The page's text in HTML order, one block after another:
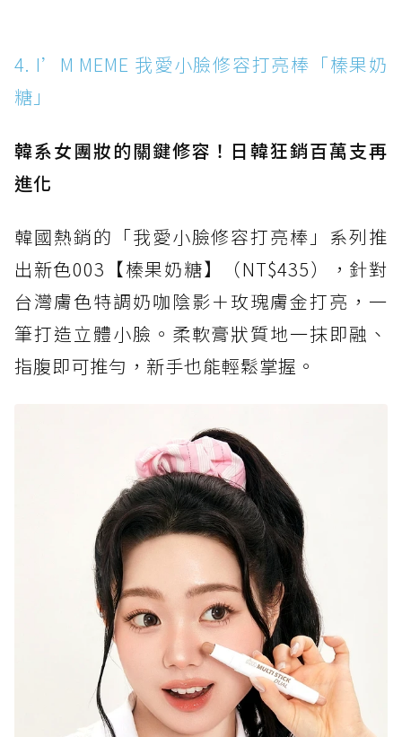
4. I’M MEME 我愛小臉修容打亮棒「榛果奶
糖」
韓系女團妝的關鍵修容！日韓狂銷百萬支再
進化
韓國熱銷的「我愛小臉修容打亮棒」系列推
出新色003【榛果奶糖】（NT$435），針對
台灣膚色特調奶咖陰影＋玫瑰膚金打亮，一
筆打造立體小臉。柔軟膏狀質地一抹即融、
指腹即可推勻，新手也能輕鬆掌握。